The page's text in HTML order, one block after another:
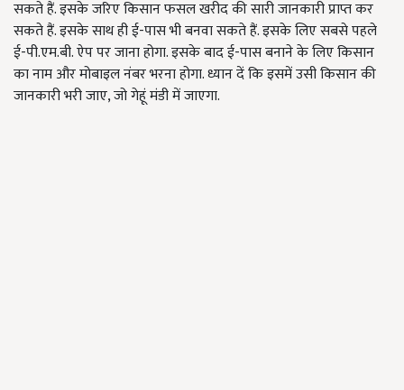
सकते हैं. इसके जरिए किसान फसल खरीद की सारी जानकारी प्राप्त कर
सकते हैं. इसके साथ ही ई-पास भी बनवा सकते हैं. इसके लिए सबसे पहले
ई-पी.एम.बी. ऐप पर जाना होगा. इसके बाद ई-पास बनाने के लिए किसान
का नाम और मोबाइल नंबर भरना होगा. ध्यान दें कि इसमें उसी किसान की
जानकारी भरी जाए, जो गेहूं मंडी में जाएगा.